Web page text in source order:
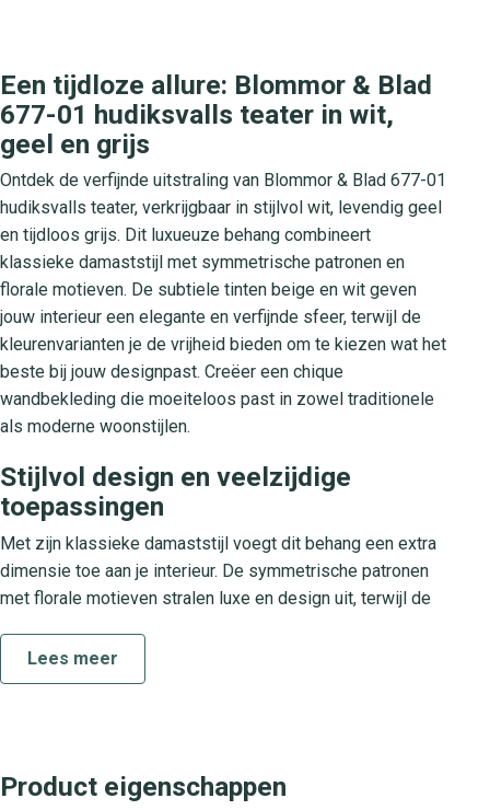
Een tijdloze allure: Blommor & Blad
677-01 hudiksvalls teater in wit,
geel en grijs
Ontdek de verfijnde uitstraling van Blommor & Blad 677-01
hudiksvalls teater, verkrijgbaar in stijlvol wit, levendig geel
en tijdloos grijs. Dit luxueuze behang combineert
klassieke damaststijl met symmetrische patronen en
florale motieven. De subtiele tinten beige en wit geven
jouw interieur een elegante en verfijnde sfeer, terwijl de
kleurenvarianten je de vrijheid bieden om te kiezen wat het
beste bij jouw designpast. Creëer een chique
wandbekleding die moeiteloos past in zowel traditionele
als moderne woonstijlen.
Stijlvol design en veelzijdige
toepassingen
Met zijn klassieke damaststijl voegt dit behang een extra
dimensie toe aan je interieur. De symmetrische patronen
met florale motieven stralen luxe en design uit, terwijl de
verzekeren. Of je nu een accentmuur in de woonkamer wilt
presenteren, de eetkamer een royale uitstraling wilt geven
Lees meer
Product eigenschappen